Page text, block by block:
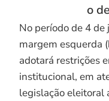
o
No período de 4
margem esquerda
adotará restrições
institucional, em
legislação eleitoral